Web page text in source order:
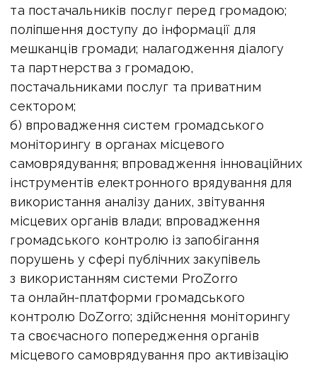
та постачальників послуг перед громадою;
поліпшення доступу до інформації для
мешканців громади; налагодження діалогу
та партнерства з громадою,
постачальниками послуг та приватним
сектором;
б) впровадження систем громадського
моніторингу в органах місцевого
самоврядування; впровадження інноваційних
інструментів електронного врядування для
використання аналізу даних, звітування
місцевих органів влади; впровадження
громадського контролю із запобігання
порушень у сфері публічних закупівель
з використанням системи ProZorro
та онлайн-платформи громадського
контролю DoZorro; здійснення моніторингу
та своєчасного попередження органів
місцевого самоврядування про активізацію